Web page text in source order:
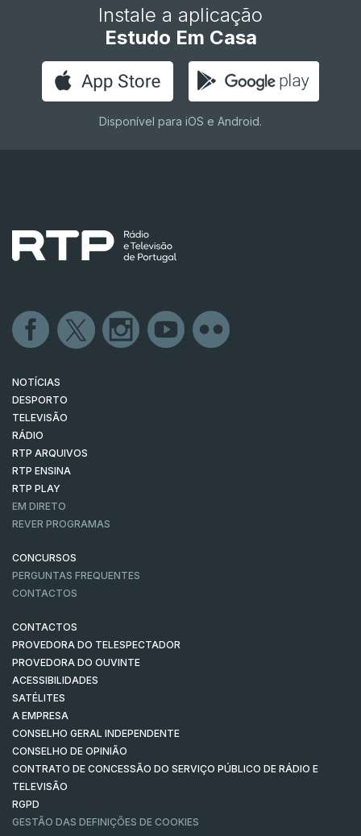
Instale a aplicação
Estudo Em Casa
Disponível para iOS e Android.
NOTÍCIAS
DESPORTO
TELEVISÃO
RÁDIO
RTP ARQUIVOS
RTP ENSINA
RTP PLAY
EM DIRETO
REVER PROGRAMAS
CONCURSOS
PERGUNTAS FREQUENTES
CONTACTOS
CONTACTOS
PROVEDORA DO TELESPECTADOR
PROVEDORA DO OUVINTE
ACESSIBILIDADES
SATÉLITES
A EMPRESA
CONSELHO GERAL INDEPENDENTE
CONSELHO DE OPINIÃO
CONTRATO DE CONCESSÃO DO SERVIÇO PÚBLICO DE RÁDIO E
TELEVISÃO
RGPD
GESTÃO DAS DEFINIÇÕES DE COOKIES